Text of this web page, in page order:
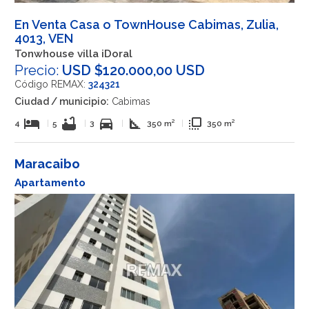
En Venta Casa o TownHouse Cabimas, Zulia,
4013, VEN
Tonwhouse villa iDoral
Precio: USD $120.000,00 USD
Código REMAX: 324321
Ciudad / municipio: Cabimas
4 hotel 5 bathtub 3 directions_car square_foot 350 m² flip_to_front 350 m²
Maracaibo
Apartamento